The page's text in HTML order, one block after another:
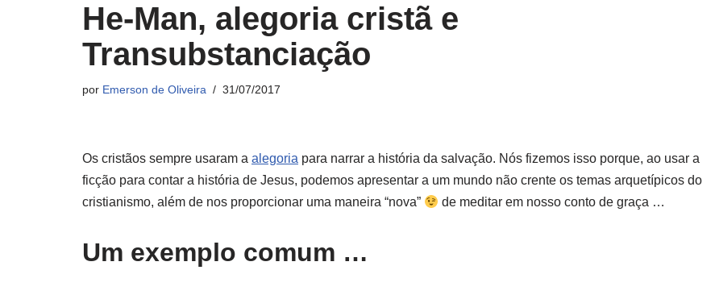
He-Man, alegoria cristã e
Transubstanciação
por Emerson de Oliveira 31/07/2017
Os cristãos sempre usaram a alegoria para narrar a história da salvação. Nós fizemos isso porque, ao usar a
ficção para contar a história de Jesus, podemos apresentar a um mundo não crente os temas arquetípicos do
cristianismo, além de nos proporcionar uma maneira “nova”
de meditar em nosso conto de graça …
Um exemplo comum …